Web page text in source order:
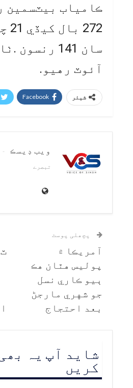
ڪامياب بيٽسمين
سان 141
آئوٽ رهيو.
شیئر Facebook
ويب ڊيسڪ
تبصرے
پچھلی پوسٹ
آمريڪا ۾
پوليس هٿان هڪ
ٻيو ڪاري نسل
جو شهري مارجڻ
بعد احتجاج
شاید آپ یہ
کریں